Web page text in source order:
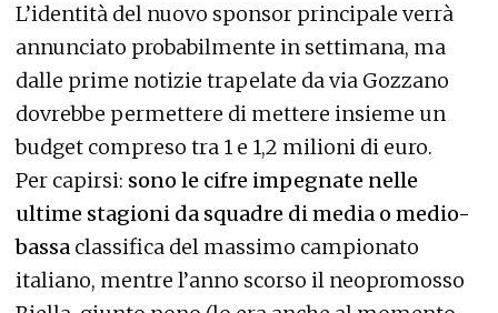
L’identità del nuovo sponsor principale verrà
annunciato probabilmente in settimana, ma
dalle prime notizie trapelate da via Gozzano
dovrebbe permettere di mettere insieme un
budget compreso tra 1 e 1,2 milioni di euro.
Per capirsi: sono le cifre impegnate nelle
ultime stagioni da squadre di media o medio-
bassa classifica del massimo campionato
italiano, mentre l’anno scorso il neopromosso